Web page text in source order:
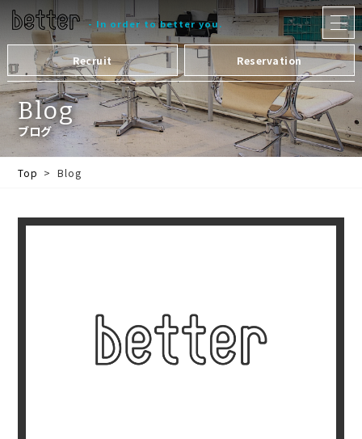
- In order to better you.
Recruit Reservation
メ
ニュー
を
開
く
Blog
ブログ
Top Blog